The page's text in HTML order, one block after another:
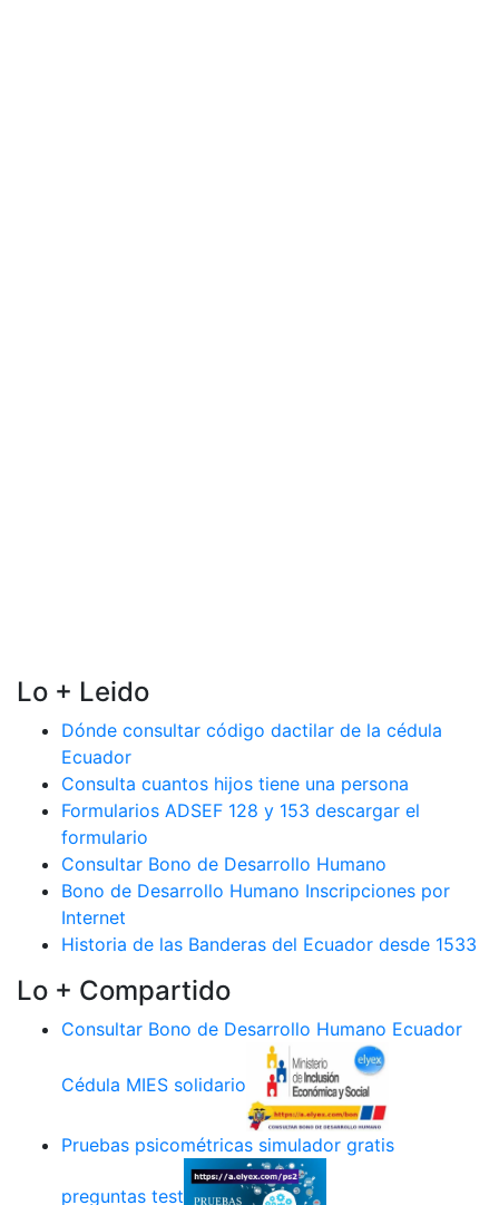
Lo + Leido
Dónde consultar código dactilar de la cédula
Ecuador
Consulta cuantos hijos tiene una persona
Formularios ADSEF 128 y 153 descargar el
formulario
Consultar Bono de Desarrollo Humano
Bono de Desarrollo Humano Inscripciones por
Internet
Historia de las Banderas del Ecuador desde 1533
Lo + Compartido
Consultar Bono de Desarrollo Humano Ecuador
Cédula MIES solidario
Pruebas psicométricas simulador gratis
preguntas test